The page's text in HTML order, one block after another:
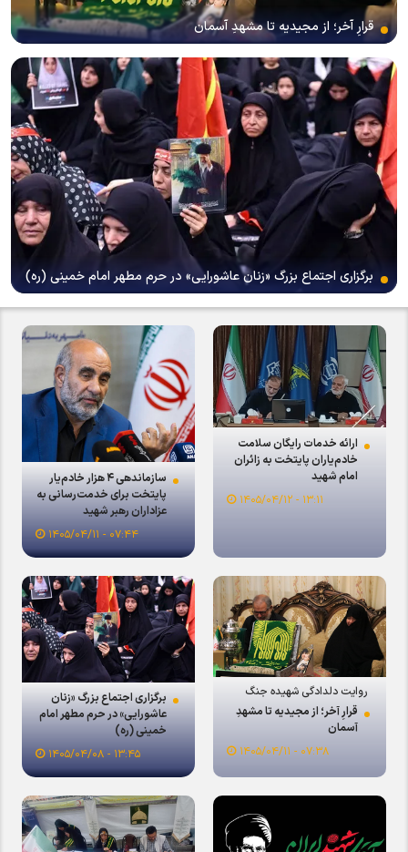
قرارِ آخر؛ از مجیدیه تا مشهدِ آسمان
برگزاری اجتماع بزرگ «زنان عاشورایی» در حرم مطهر امام خمینی (ره)
ارائه خدمات رایگان سلامت
خادم‌یاران پایتخت به زائران
امام شهید
۱۳:۱۱ - ۱۴۰۵/۰۴/۱۲
سازماندهی ۴ هزار خادم‌یار
پایتخت برای خدمت‌رسانی به
عزاداران رهبر شهید
۰۷:۴۴ - ۱۴۰۵/۰۴/۱۱
روایت دلدادگی شهیده جنگ
رمضان؛
قرارِ آخر؛ از مجیدیه تا مشهدِ
آسمان
۰۷:۳۸ - ۱۴۰۵/۰۴/۱۱
برگزاری اجتماع بزرگ «زنان
عاشورایی» در حرم مطهر امام
خمینی (ره)
۱۳:۴۵ - ۱۴۰۵/۰۴/۰۸